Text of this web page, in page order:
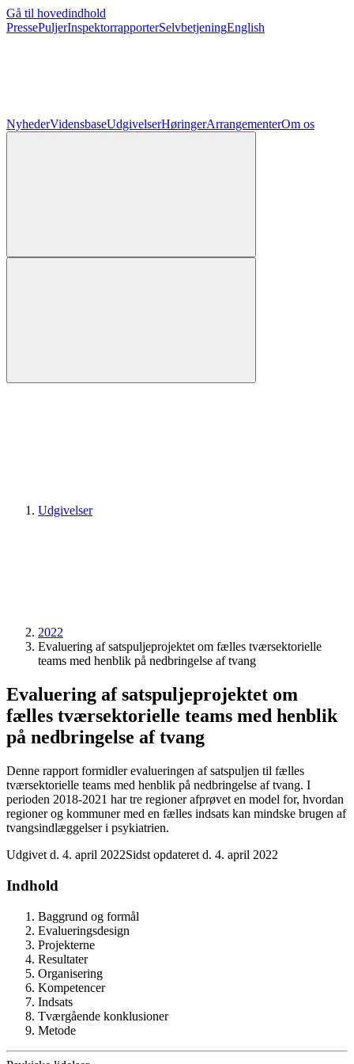
Gå til hovedindhold
PressePuljerInspektorrapporterSelvbetjeningEnglish
NyhederVidensbaseUdgivelserHøringerArrangementerOm os
Udgivelser
2022
Evaluering af satspuljeprojektet om fælles tværsektorielle
teams med henblik på nedbringelse af tvang
Evaluering af satspuljeprojektet om
fælles tværsektorielle teams med henblik
på nedbringelse af tvang
Denne rapport formidler evalueringen af satspuljen til fælles
tværsektorielle teams med henblik på nedbringelse af tvang. I
perioden 2018-2021 har tre regioner afprøvet en model for, hvordan
regioner og kommuner med en fælles indsats kan mindske brugen af
tvangsindlæggelser i psykiatrien.
Udgivet d. 4. april 2022Sidst opdateret d. 4. april 2022
Indhold
Baggrund og formål
Evalueringsdesign
Projekterne
Resultater
Organisering
Kompetencer
Indsats
Tværgående konklusioner
Metode